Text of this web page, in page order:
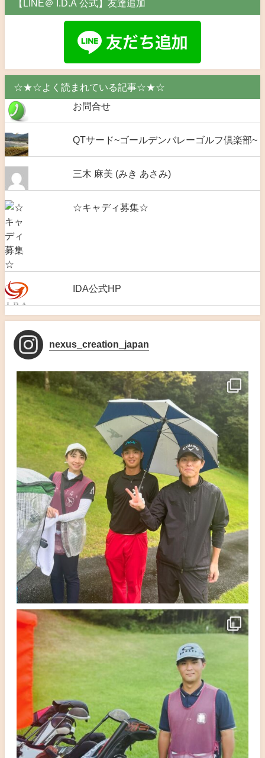
【LINE＠ I.D.A 公式】友達追加
☆★☆よく読まれている記事☆★☆
お問合せ
QTサード~ゴールデンバレーゴルフ倶楽部~
三木 麻美 (みき あさみ)
☆キャディ募集☆
IDA公式HP
nexus_creation_japan